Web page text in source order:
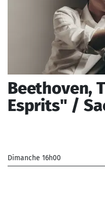
Beethoven,
Esprits" /
Dimanche 16h00